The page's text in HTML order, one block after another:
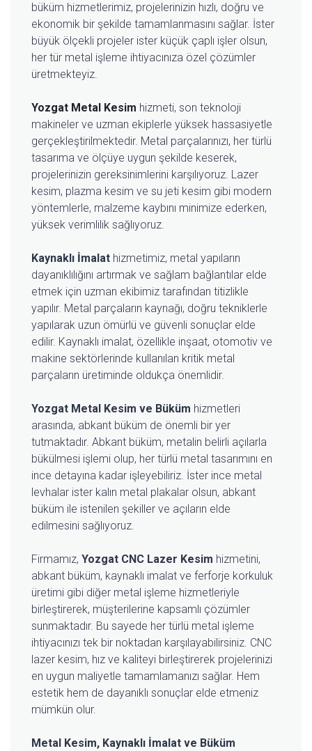
büküm hizmetlerimiz, projelerinizin hızlı, doğru ve
ekonomik bir şekilde tamamlanmasını sağlar. İster
büyük ölçekli projeler ister küçük çaplı işler olsun,
her tür metal işleme ihtiyacınıza özel çözümler
üretmekteyiz.
Yozgat Metal Kesim hizmeti, son teknoloji
makineler ve uzman ekiplerle yüksek hassasiyetle
gerçekleştirilmektedir. Metal parçalarınızı, her türlü
tasarıma ve ölçüye uygun şekilde keserek,
projelerinizin gereksinimlerini karşılıyoruz. Lazer
kesim, plazma kesim ve su jeti kesim gibi modern
yöntemlerle, malzeme kaybını minimize ederken,
yüksek verimlilik sağlıyoruz.
Kaynaklı İmalat hizmetimiz, metal yapıların
dayanıklılığını artırmak ve sağlam bağlantılar elde
etmek için uzman ekibimiz tarafından titizlikle
yapılır. Metal parçaların kaynağı, doğru tekniklerle
yapılarak uzun ömürlü ve güvenli sonuçlar elde
edilir. Kaynaklı imalat, özellikle inşaat, otomotiv ve
makine sektörlerinde kullanılan kritik metal
parçaların üretiminde oldukça önemlidir.
Yozgat Metal Kesim ve Büküm hizmetleri
arasında, abkant büküm de önemli bir yer
tutmaktadır. Abkant büküm, metalin belirli açılarla
bükülmesi işlemi olup, her türlü metal tasarımını en
ince detayına kadar işleyebiliriz. İster ince metal
levhalar ister kalın metal plakalar olsun, abkant
büküm ile istenilen şekiller ve açıların elde
edilmesini sağlıyoruz.
Firmamız, Yozgat CNC Lazer Kesim hizmetini,
abkant büküm, kaynaklı imalat ve ferforje korkuluk
üretimi gibi diğer metal işleme hizmetleriyle
birleştirerek, müşterilerine kapsamlı çözümler
sunmaktadır. Bu sayede her türlü metal işleme
ihtiyacınızı tek bir noktadan karşılayabilirsiniz. CNC
lazer kesim, hız ve kaliteyi birleştirerek projelerinizi
en uygun maliyetle tamamlamanızı sağlar. Hem
estetik hem de dayanıklı sonuçlar elde etmeniz
mümkün olur.
Metal Kesim, Kaynaklı İmalat ve Büküm